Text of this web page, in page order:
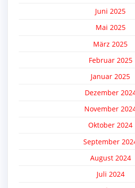
Juni 2025
Mai 2025
März 2025
Februar 2025
Januar 2025
Dezember
November
Oktober 2024
September
August 2024
Juli 2024